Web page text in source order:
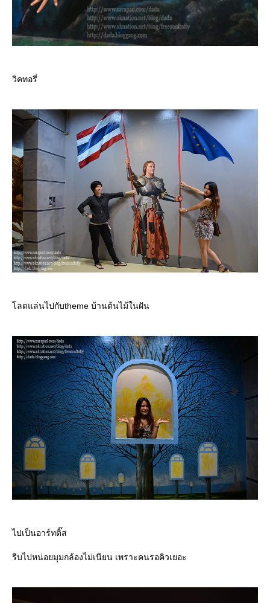
วิคทอรี่
ลดแล่นไปกับtheme บ้านต้นไม้ในฝัน
ไปเป็นอาร์ทติ๊ส
รีบไปหน่อยมุมกล้องไม่เนียน เพราะคนรอคิวเยอะ